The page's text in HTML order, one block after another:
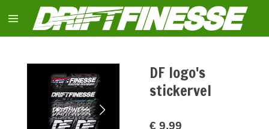
direct
naar
hoofdinhoud
DF logo's
stickervel
€ 9,99